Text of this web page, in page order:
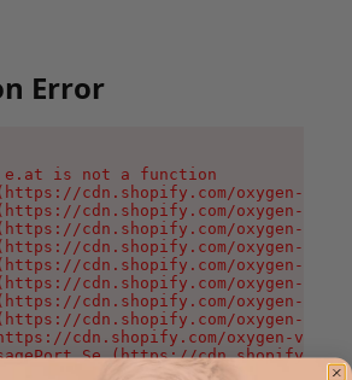
Error
e.at is not a function
cdn.shopify.com/oxygen-v2/
cdn.shopify.com/oxygen-v2/
cdn.shopify.com/oxygen-v2/
cdn.shopify.com/oxygen-v2/
cdn.shopify.com/oxygen-v2/
cdn.shopify.com/oxygen-v2/
cdn.shopify.com/oxygen-v2/
cdn.shopify.com/oxygen-v2/
cdn.shopify.com/oxygen-v2/
(https://